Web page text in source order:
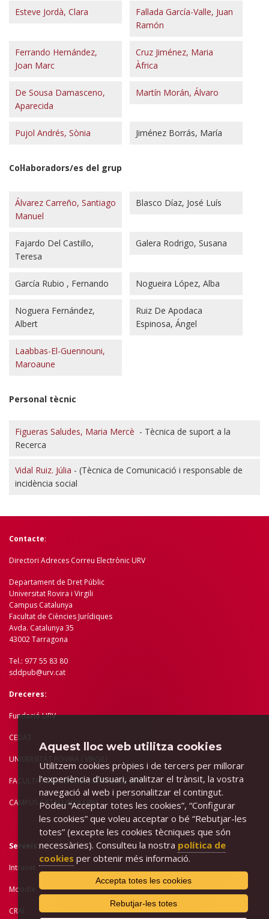
Esteve Jordà, Clara
Fallada García-Valle, Juan
Ramón
Ferrando Hernández,
Joan Marc
Cruz Jiménez, Maria
Àfrica
De Sousa Damasceno,
Aparecida
Martín Morán, Álvaro
Pujol Andrés, Sònia Jiménez Borrás, María
Col·laboradors/es del grup
Álvarez Carreño, Santiago
Manuel
Blasco Díaz, José Luís
Fajardo Del Castillo,
Teresa
Galera Rodrigo, Susana
García Rubio , Fernando Nogueira López, Alba
Noguera Fernández,
Albert
Ruiz De Apodaca
Espinosa, Ángel
Laabbas-El-Guennouni,
Maroaune
Personal tècnic
Figueras Saludes, Maria Mercè - Tècnica de suport a la
Recerca
Vidal Ruiz. Júlia - (Tècnica de Comunicació i responsable de
incidència social
Contacte:
Directori Adreces Correu Electrònic URV
Departament de Dret Públic
Universitat Rovira i Virgili
Campus Catalunya
Facultat de Ciències Jurídiques
Avda. Catalunya 35
43002 Tarragona
Tel.: 977 55 83 80
sddpub@urv.cat
Dreceres:
Fundació URV
CEDAT
UNIVERSITAT ROVIRA I VIRGILI
FACULTAT DE CIÈNCIES JURÍDIQUES URV
CAMPUS CATALUNYA URV
Serveis:
Intranet
Moodle
CRAI
Aquest lloc web utilitza cookies
Utilitzem cookies pròpies i de tercers per millorar
l’experiència d’usuari, analitzar el trànsit, la vostra
navegació al web i personalitzar el contingut.
Podeu “Acceptar totes les cookies”, “Configurar
les cookies” que voleu acceptar o bé “Rebutjar-les
totes” (excepte les cookies tècniques que són
necessàries). Consulteu la nostra política de
cookies per obtenir més informació.
Accepta totes les cookies
Rebutjar-les totes